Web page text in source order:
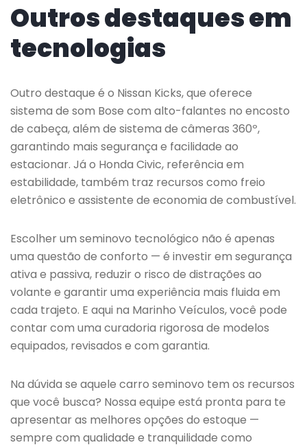
Outros destaques em
tecnologias
Outro destaque é o Nissan Kicks, que oferece
sistema de som Bose com alto-falantes no encosto
de cabeça, além de sistema de câmeras 360º,
garantindo mais segurança e facilidade ao
estacionar. Já o Honda Civic, referência em
estabilidade, também traz recursos como freio
eletrônico e assistente de economia de combustível.
Escolher um seminovo tecnológico não é apenas
uma questão de conforto — é investir em segurança
ativa e passiva, reduzir o risco de distrações ao
volante e garantir uma experiência mais fluida em
cada trajeto. E aqui na Marinho Veículos, você pode
contar com uma curadoria rigorosa de modelos
equipados, revisados e com garantia.
Na dúvida se aquele carro seminovo tem os recursos
que você busca? Nossa equipe está pronta para te
apresentar as melhores opções do estoque —
sempre com qualidade e tranquilidade como